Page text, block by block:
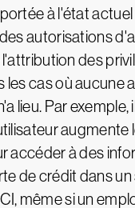
à l'état actuel
autorisations
des
les cas où aucune
lieu. Par
augmente
accéder à des
de crédit dans
même si un